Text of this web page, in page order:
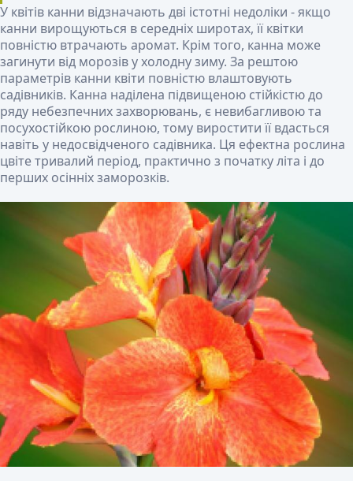
У квітів канни відзначають дві істотні недоліки - якщо
канни вирощуються в середніх широтах, її квітки
повністю втрачають аромат. Крім того, канна може
загинути від морозів у холодну зиму. За рештою
параметрів канни квіти повністю влаштовують
садівників. Канна наділена підвищеною стійкістю до
ряду небезпечних захворювань, є невибагливою та
посухостійкою рослиною, тому виростити її вдасться
навіть у недосвідченого садівника. Ця ефектна рослина
цвіте тривалий період, практично з початку літа і до
перших осінніх заморозків.